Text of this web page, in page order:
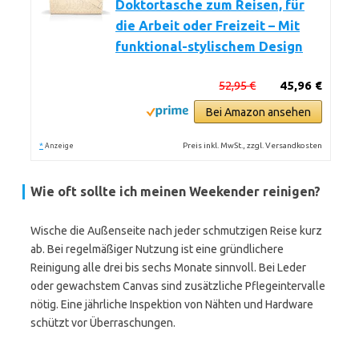
Doktortasche zum Reisen, für
die Arbeit oder Freizeit – Mit
funktional-stylischem Design
45,96 €
52,95 €
Bei Amazon ansehen
* Anzeige Preis inkl. MwSt., zzgl. Versandkosten
Wie oft sollte ich meinen Weekender reinigen?
Wische die Außenseite nach jeder schmutzigen Reise kurz
ab. Bei regelmäßiger Nutzung ist eine gründlichere
Reinigung alle drei bis sechs Monate sinnvoll. Bei Leder
oder gewachstem Canvas sind zusätzliche Pflegeintervalle
nötig. Eine jährliche Inspektion von Nähten und Hardware
schützt vor Überraschungen.